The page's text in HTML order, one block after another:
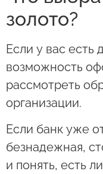
золото?
Если у вас есть
возможность
рассмотреть
организации.
Если банк уже
безнадежная,
и понять, есть